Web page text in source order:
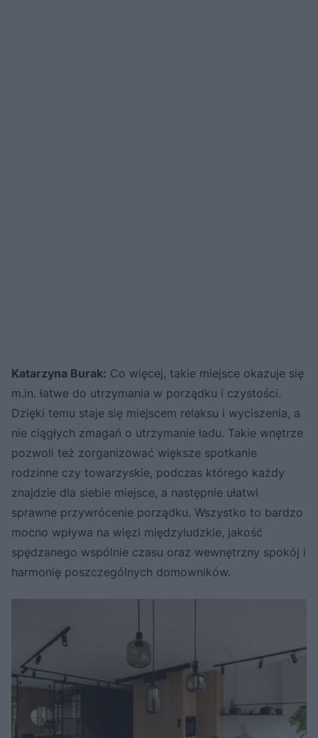
Katarzyna Burak: Co więcej, takie miejsce okazuje się
m.in. łatwe do utrzymania w porządku i czystości.
Dzięki temu staje się miejscem relaksu i wyciszenia, a
nie ciągłych zmagań o utrzymanie ładu. Takie wnętrze
pozwoli też zorganizować większe spotkanie
rodzinne czy towarzyskie, podczas którego każdy
znajdzie dla siebie miejsce, a następnie ułatwi
sprawne przywrócenie porządku. Wszystko to bardzo
mocno wpływa na więzi międzyludzkie, jakość
spędzanego wspólnie czasu oraz wewnętrzny spokój i
harmonię poszczególnych domowników.